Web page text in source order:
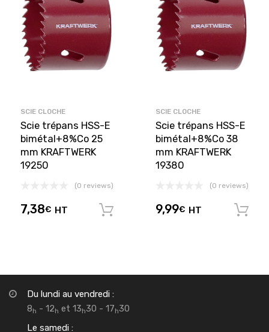
SCIE CLOCHE
Scie trépans HSS-E
bimétal+8%Co 25
mm KRAFTWERK
19250
(0 reviews)
7,38€ HT Ajouter au panier
SCIE CLOCHE
Scie trépans HSS-E
bimétal+8%Co 38
mm KRAFTWERK
19380
(0 reviews)
9,99€ HT
Du lundi au vendredi :
8h - 12h et 13h30 - 17h30
Le samedi :